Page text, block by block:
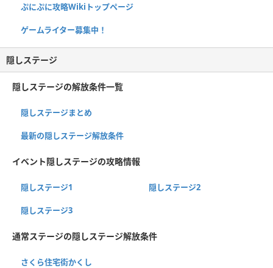
ぷにぷに攻略Wikiトップページ
ゲームライター募集中！
隠しステージ
隠しステージの解放条件一覧
隠しステージまとめ
最新の隠しステージ解放条件
イベント隠しステージの攻略情報
隠しステージ1 隠しステージ2
隠しステージ3
通常ステージの隠しステージ解放条件
さくら住宅街かくし